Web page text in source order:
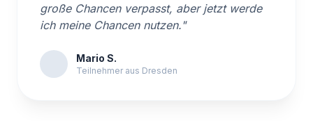
große Chancen verpasst, aber jetzt werde
ich meine Chancen nutzen."
Mario S.
Teilnehmer aus Dresden